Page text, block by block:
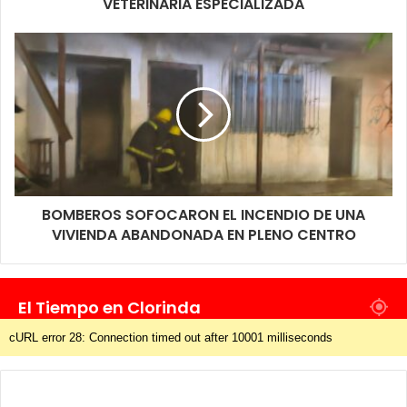
BOMBEROS SOFOCARON EL INCENDIO DE UNA
VIVIENDA ABANDONADA EN PLENO CENTRO
El Tiempo en Clorinda
cURL error 28: Connection timed out after 10001 milliseconds